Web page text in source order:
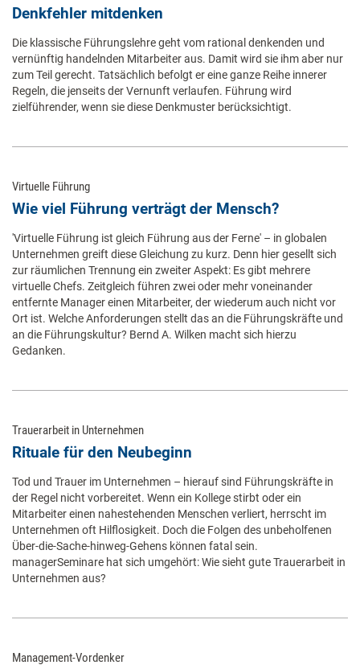
Denkfehler mitdenken
Die klassische Führungslehre geht vom rational denkenden und
vernünftig handelnden Mitarbeiter aus. Damit wird sie ihm aber nur
zum Teil gerecht. Tatsächlich befolgt er eine ganze Reihe innerer
Regeln, die jenseits der Vernunft verlaufen. Führung wird
zielführender, wenn sie diese Denkmuster berücksichtigt.
Virtuelle Führung
Wie viel Führung verträgt der Mensch?
'Virtuelle Führung ist gleich Führung aus der Ferne' – in globalen
Unternehmen greift diese Gleichung zu kurz. Denn hier gesellt sich
zur räumlichen Trennung ein zweiter Aspekt: Es gibt mehrere
virtuelle Chefs. Zeitgleich führen zwei oder mehr voneinander
entfernte Manager einen Mitarbeiter, der wiederum auch nicht vor
Ort ist. Welche Anforderungen stellt das an die Führungskräfte und
an die Führungskultur? Bernd A. Wilken macht sich hierzu
Gedanken.
Trauerarbeit in Unternehmen
Rituale für den Neubeginn
Tod und Trauer im Unternehmen – hierauf sind Führungskräfte in
der Regel nicht vorbereitet. Wenn ein Kollege stirbt oder ein
Mitarbeiter einen nahestehenden Menschen verliert, herrscht im
Unternehmen oft Hilflosigkeit. Doch die Folgen des unbeholfenen
Über-die-Sache-hinweg-Gehens können fatal sein.
managerSeminare hat sich umgehört: Wie sieht gute Trauerarbeit in
Unternehmen aus?
Management-Vordenker